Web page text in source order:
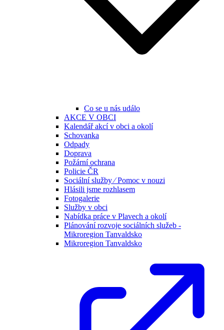
Co se u nás událo
AKCE V OBCI
Kalendář akcí v obci a okolí
Schovanka
Odpady
Doprava
Požární ochrana
Policie ČR
Sociální služby ⁄ Pomoc v nouzi
Hlásili jsme rozhlasem
Fotogalerie
Služby v obci
Nabídka práce v Plavech a okolí
Plánování rozvoje sociálních služeb -
Mikroregion Tanvaldsko
Mikroregion Tanvaldsko